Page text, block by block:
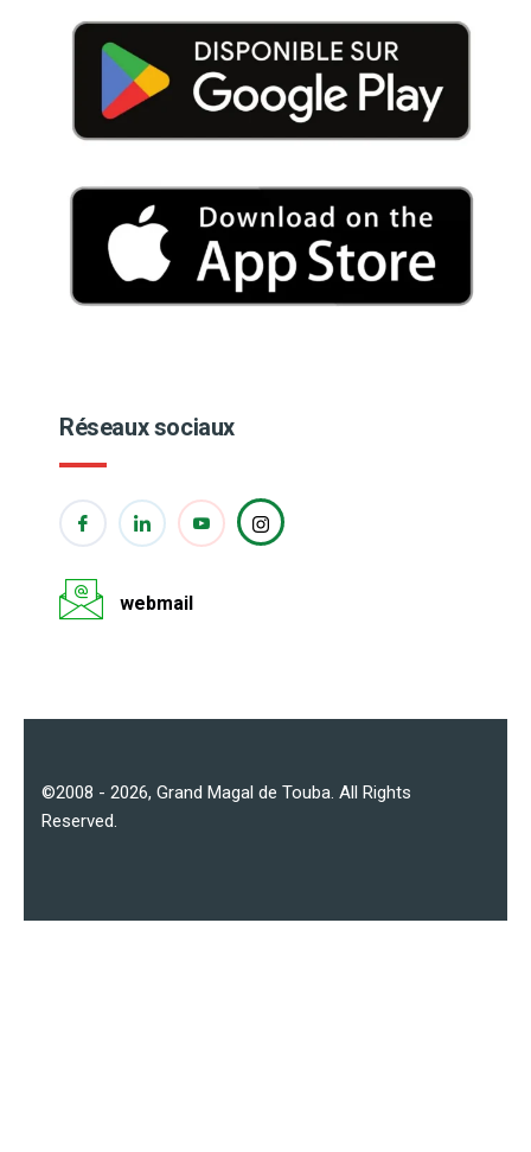
Réseaux sociaux
webmail
©2008 - 2026, Grand Magal de Touba. All Rights
Reserved.